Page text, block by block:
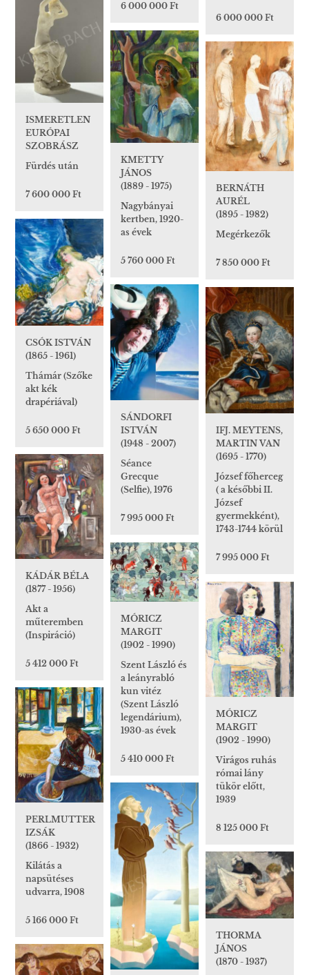
6 000 000 Ft
6 000 000 Ft
ISMERETLEN
EURÓPAI
SZOBRÁSZ
Fürdés után
7 600 000 Ft
KMETTY
JÁNOS
(1889 - 1975)
Nagybányai
kertben, 1920-
as évek
5 760 000 Ft
BERNÁTH
AURÉL
(1895 - 1982)
Megérkezők
7 850 000 Ft
CSÓK ISTVÁN
(1865 - 1961)
Thámár (Szőke
akt kék
drapériával)
5 650 000 Ft
SÁNDORFI
ISTVÁN
(1948 - 2007)
Séance
Grecque
(Selfie), 1976
7 995 000 Ft
IFJ. MEYTENS,
MARTIN VAN
(1695 - 1770)
József főherceg
( a későbbi II.
József
gyermekként),
1743-1744 körül
7 995 000 Ft
KÁDÁR BÉLA
(1877 - 1956)
Akt a
műteremben
(Inspiráció)
5 412 000 Ft
MÓRICZ
MARGIT
(1902 - 1990)
Szent László és
a leányrabló
kun vitéz
(Szent László
legendárium),
1930-as évek
5 410 000 Ft
MÓRICZ
MARGIT
(1902 - 1990)
Virágos ruhás
római lány
tükör előtt,
1939
8 125 000 Ft
PERLMUTTER
IZSÁK
(1866 - 1932)
Kilátás a
napsütéses
udvarra, 1908
5 166 000 Ft
THORMA
JÁNOS
(1870 - 1937)